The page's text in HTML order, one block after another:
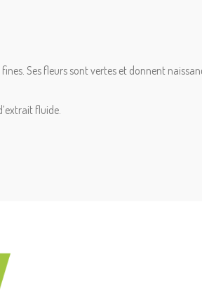
Ses fleurs sont vertes et donnent
fluide.